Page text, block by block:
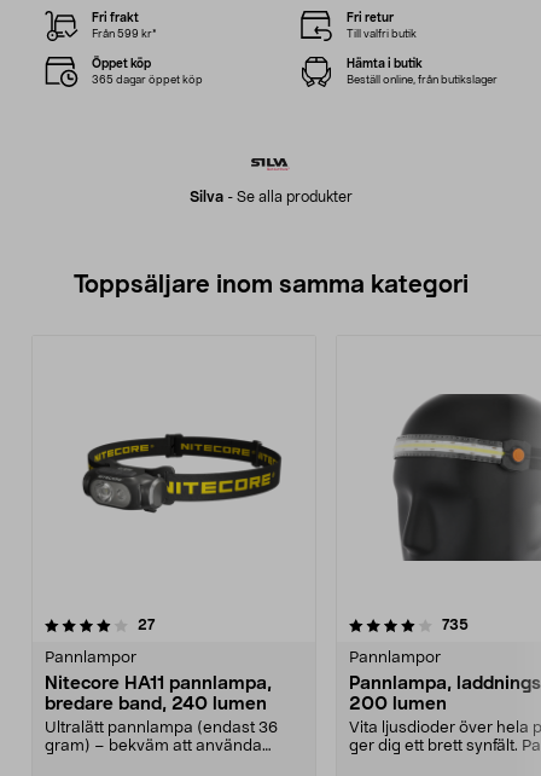
Silva- Se alla produkter
Fri frakt
Från 599 kr*
Fri retur
Till valfri butik
Öppet köp
365 dagar öppet köp
Hämta i butik
Beställ online, från butikslager
Toppsäljare inom samma kategori
27recensioner
Pannlampor
Nitecore HA11 pannlampa,
bredare band, 240 lumen
Ultralätt pannlampa (endast 36
gram) – bekväm att använda
4.0 av 5 stjärnor 735
Pannlampor
Pannlampa,
200 lumen
Vita ljusdioder över hela
ger dig ett brett synfält.
4.0 av 5 stjärnor